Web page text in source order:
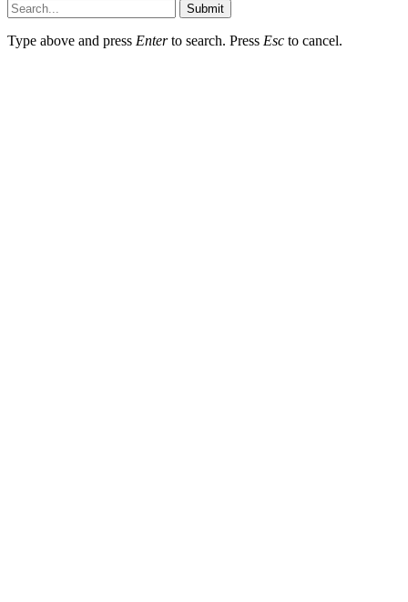
Submit
Type above and press Enterto search. Press Esc to cancel.